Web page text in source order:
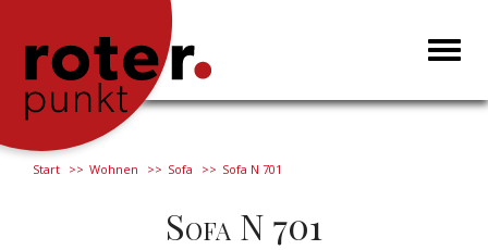
Start Wohnen Sofa Sofa N 701
Sofa N 701